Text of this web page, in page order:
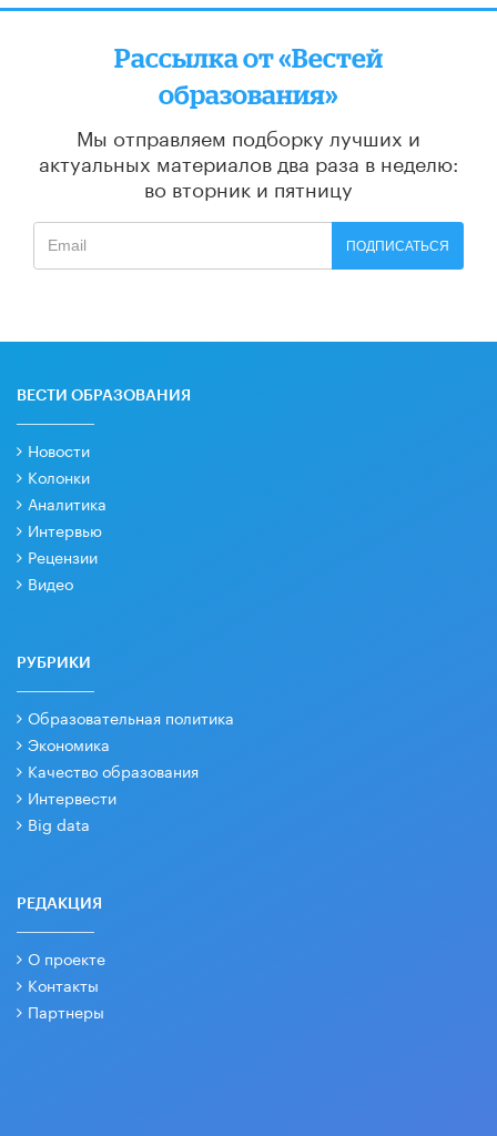
Рассылка от «Вестей
образования»
Мы отправляем подборку лучших и
актуальных материалов два раза в неделю:
во вторник и пятницу
ПОДПИСАТЬСЯ
ВЕСТИ ОБРАЗОВАНИЯ
Новости
Колонки
Аналитика
Интервью
Рецензии
Видео
РУБРИКИ
Образовательная политика
Экономика
Качество образования
Интервести
Big data
РЕДАКЦИЯ
О проекте
Контакты
Партнеры